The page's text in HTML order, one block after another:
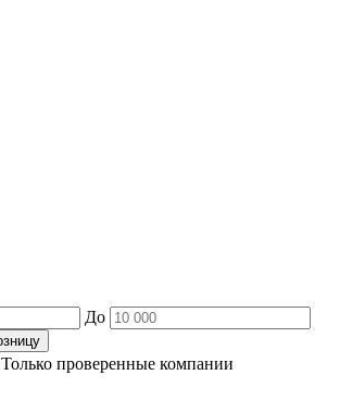
До
Только проверенные компании